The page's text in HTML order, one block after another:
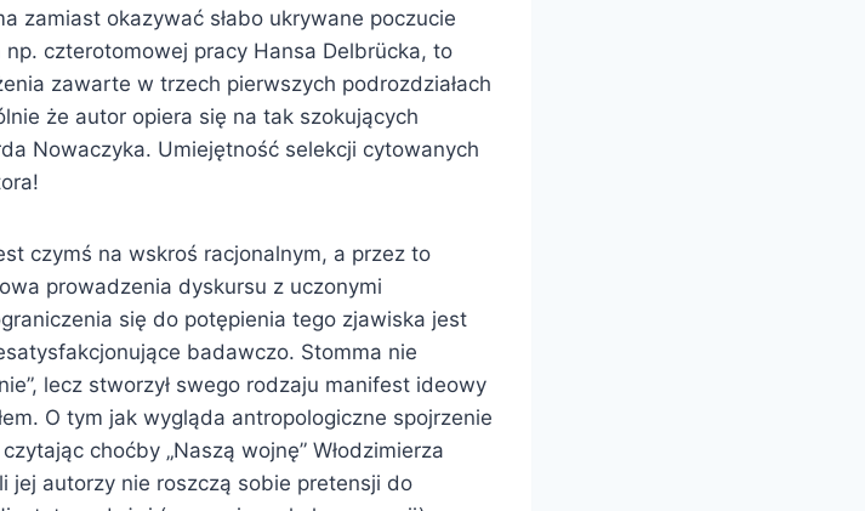
zamiast okazywać słabo ukrywane poczucie
czterotomowej pracy Hansa Delbrücka, to
zawarte w trzech pierwszych podrozdziałach
że autor opiera się na tak szokujących
Nowaczyka. Umiejętność selekcji cytowanych
czymś na wskroś racjonalnym, a przez to
prowadzenia dyskursu z uczonymi
się do potępienia tego zjawiska jest
badawczo. Stomma nie
lecz stworzył swego rodzaju manifest ideowy
O tym jak wygląda antropologiczne spojrzenie
choćby „Naszą wojnę” Włodzimierza
jej autorzy nie roszczą sobie pretensji do